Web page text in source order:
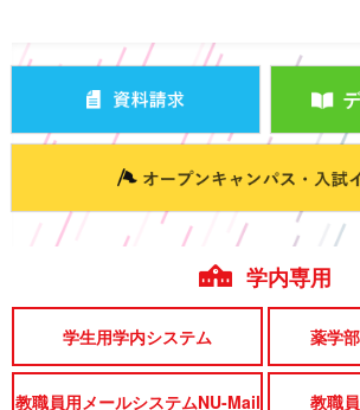
学内専用
学生用学内システム 薬学
教職員用メールシステムNU-Mail 教職